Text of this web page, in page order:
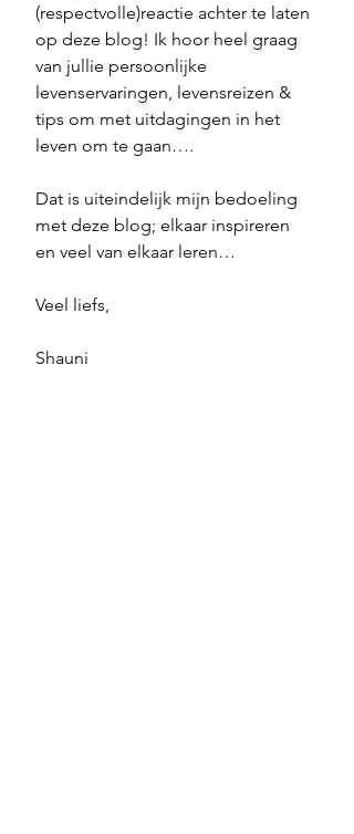
(respectvolle)reactie achter te laten
op deze blog! Ik hoor heel graag
van jullie persoonlijke
levenservaringen, levensreizen &
tips om met uitdagingen in het
leven om te gaan….
Dat is uiteindelijk mijn bedoeling
met deze blog; elkaar inspireren
en veel van elkaar leren…
Veel liefs,
Shauni